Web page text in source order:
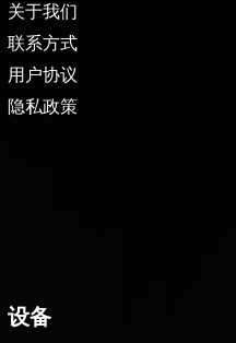
关于我们
联系方式
用户协议
隐私政策
设备